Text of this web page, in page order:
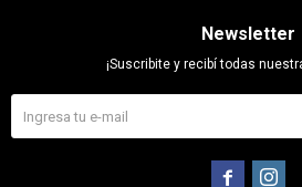
Newsletter
¡Suscribite y recibí todas
 